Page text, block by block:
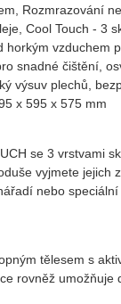
Rozmrazování
Cool Touch - 3
vzduchem
snadné čištění,
výsuv plechů,
x 595 x 575 mm
se 3 vrstvami
vyjmete jejich
nebo
tělesem s
rovněž